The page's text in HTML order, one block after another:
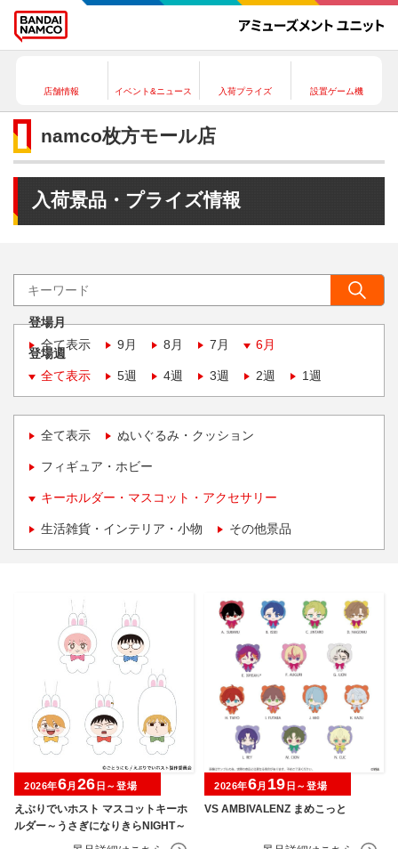
店舗情報 イベント&ニュース 入荷プライズ 設置ゲーム機
namco枚方モール店
入荷景品・プライズ情報
登場月
全て表示
9月 8月 7月 6月
登場週
全て表示
5週 4週 3週 2週 1週
全て表示 ぬいぐるみ・クッション
フィギュア・ホビー
キーホルダー・マスコット・アクセサリー
生活雑貨・インテリア・小物 その他景品
えぶりでいホスト マスコットキーホ
ルダー～うさぎになりきらNIGHT～
2026年6月 26 日～登場
VS AMBIVALENZ まめこっと
2026年6月 19 日～登場